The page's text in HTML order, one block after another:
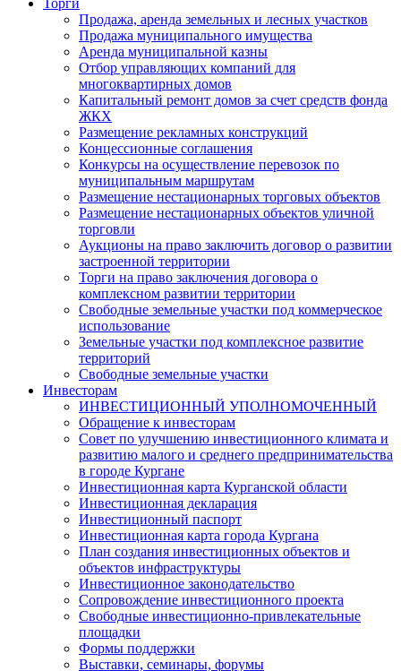
Торги
Продажа, аренда земельных и лесных участков
Продажа муниципального имущества
Аренда муниципальной казны
Отбор управляющих компаний для
многоквартирных домов
Капитальный ремонт домов за счет средств фонда
ЖКХ
Размещение рекламных конструкций
Концессионные соглашения
Конкурсы на осуществление перевозок по
муниципальным маршрутам
Размещение нестационарных торговых объектов
Размещение нестационарных объектов уличной
торговли
Аукционы на право заключить договор о развитии
застроенной территории
Торги на право заключения договора о
комплексном развитии территории
Свободные земельные участки под коммерческое
использование
Земельные участки под комплексное развитие
территорий
Свободные земельные участки
Инвесторам
ИНВЕСТИЦИОННЫЙ УПОЛНОМОЧЕННЫЙ
Обращение к инвесторам
Совет по улучшению инвестиционного климата и
развитию малого и среднего предпринимательства
в городе Кургане
Инвестиционная карта Курганской области
Инвестиционная декларация
Инвестиционный паспорт
Инвестиционная карта города Кургана
План создания инвестиционных объектов и
объектов инфраструктуры
Инвестиционное законодательство
Сопровождение инвестиционного проекта
Свободные инвестиционно-привлекательные
площадки
Формы поддержки
Выставки, семинары, форумы